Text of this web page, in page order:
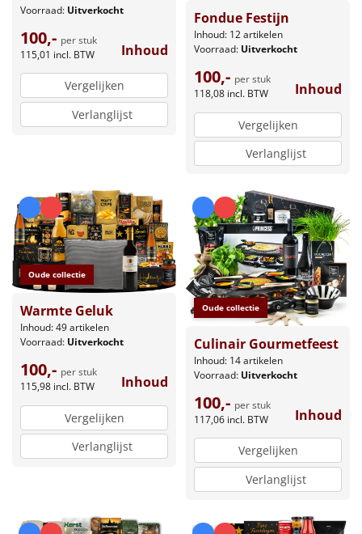
Voorraad: Uitverkocht
100,- per stuk
115,01 incl. BTW Inhoud
Vergelijken
Verlanglijst
Fondue Festijn
Inhoud: 12 artikelen
Voorraad: Uitverkocht
100,- per stuk
118,08 incl. BTW Inhoud
Vergelijken
Verlanglijst
Oude collectie
Warmte Geluk
Inhoud: 49 artikelen
Voorraad: Uitverkocht
100,- per stuk
115,98 incl. BTW Inhoud
Vergelijken
Verlanglijst
Oude collectie
Culinair Gourmetfeest
Inhoud: 14 artikelen
Voorraad: Uitverkocht
100,- per stuk
117,06 incl. BTW Inhoud
Vergelijken
Verlanglijst